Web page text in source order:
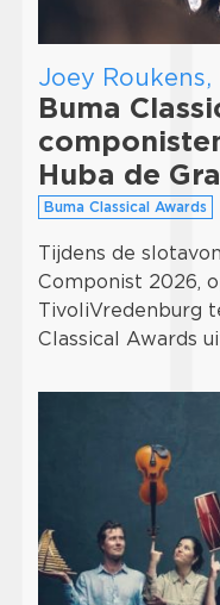
Joey
Buma
Huba de
Buma Classical Awards
Tijdens de
Componist 2026,
TivoliVredenburg
Classical Awards